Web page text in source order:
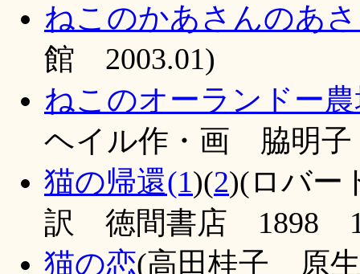
ねこのかあさんのあ
館 2003.01)
ねこのオーランドー
ヘイル作・画 脇明
猫の帰還(1)(2)(ロバー
訳 徳間書店 1898
猫の恋(高田桂子 原